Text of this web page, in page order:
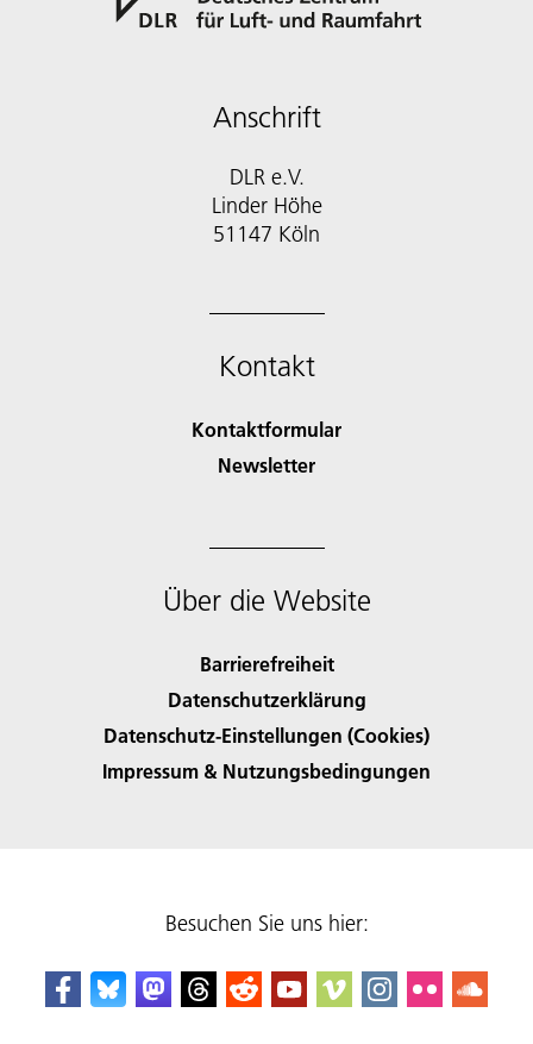
Anschrift
DLR e.V.
Linder Höhe
51147 Köln
Kontakt
Kontaktformular
Newsletter
Über die Website
Barrierefreiheit
Datenschutzerklärung
Datenschutz-Einstellungen (Cookies)
Impressum & Nutzungsbedingungen
Besuchen Sie uns hier: